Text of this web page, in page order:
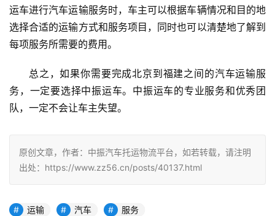
运车进行汽车运输服务时，车主可以根据车辆情况和目的地
选择合适的运输方式和服务项目，同时也可以清楚地了解到
每项服务所需要的费用。
总之，如果你需要完成北京到福建之间的汽车运输服
务，一定要选择中振运车。中振运车的专业服务和优秀团
队，一定不会让车主失望。
原创文章，作者：中振汽车托运物流平台，如若转载，请注明
出处：https://www.zz56.cn/posts/40137.html
运输 汽车 服务